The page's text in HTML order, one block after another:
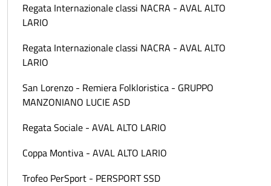
Regata Internazionale classi NACRA - AVAL ALTO
LARIO
Regata Internazionale classi NACRA - AVAL ALTO
LARIO
San Lorenzo - Remiera Folkloristica - GRUPPO
MANZONIANO LUCIE ASD
Regata Sociale - AVAL ALTO LARIO
Coppa Montiva - AVAL ALTO LARIO
Trofeo PerSport - PERSPORT SSD